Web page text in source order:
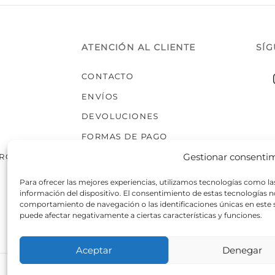
Gestionar
Para ofrecer las mejores experiencias, utilizamos tecnologías como
información del dispositivo. El consentimiento de estas tecnologías
comportamiento de navegación o las identificaciones únicas en
puede afectar negativamente a ciertas características y funciones.
Aceptar Denegar
ATENCIÓN AL CLIENTE
CONTACTO
ENVÍOS
DEVOLUCIONES
FORMAS DE PAGO